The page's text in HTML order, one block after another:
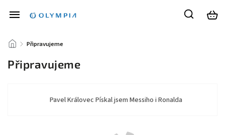
/ Připravujeme
Připravujeme
Pavel Královec Pískal jsem Messiho i Ronalda